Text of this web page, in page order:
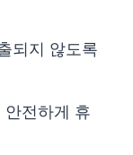
되지 않도록
전하게 휴